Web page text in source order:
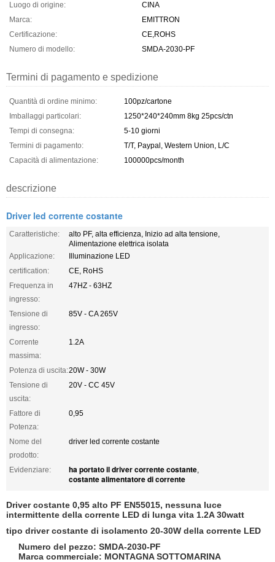
Luogo di origine:
CINA
Marca:
EMITTRON
Certificazione:
CE,ROHS
Numero di modello:
SMDA-2030-PF
Termini di pagamento e spedizione
Quantità di ordine minimo:
100pz/cartone
Imballaggi particolari:
1250*240*240mm 8kg 25pcs/ctn
Tempi di consegna:
5-10 giorni
Termini di pagamento:
T/T, Paypal, Western Union, L/C
Capacità di alimentazione:
100000pcs/month
descrizione
Driver led corrente costante
Caratteristiche:
alto PF, alta efficienza, Inizio ad alta tensione,
Alimentazione elettrica isolata
Applicazione:
Illuminazione LED
certification:
CE, RoHS
Frequenza in
ingresso:
47HZ - 63HZ
Tensione di
ingresso:
85V - CA 265V
Corrente
massima:
1.2A
Potenza di uscita:20W - 30W
Tensione di
uscita:
20V - CC 45V
Fattore di
Potenza:
0,95
Nome del
prodotto:
driver led corrente costante
Evidenziare: ha portato il driver corrente costante,
costante alimentatore di corrente
Driver costante 0,95 alto PF EN55015, nessuna luce
intermittente della corrente LED di lunga vita 1.2A 30watt
tipo driver costante di isolamento 20-30W della corrente LED
Numero del pezzo: SMDA-2030-PF
Marca commerciale: MONTAGNA SOTTOMARINA